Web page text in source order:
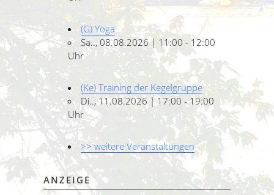
(G) Yoga
Sa.., 08.08.2026 | 11:00 - 12:00
Uhr
(Ke) Training der Kegelgruppe
Di.., 11.08.2026 | 17:00 - 19:00
Uhr
>> weitere Veranstaltungen
ANZEIGE